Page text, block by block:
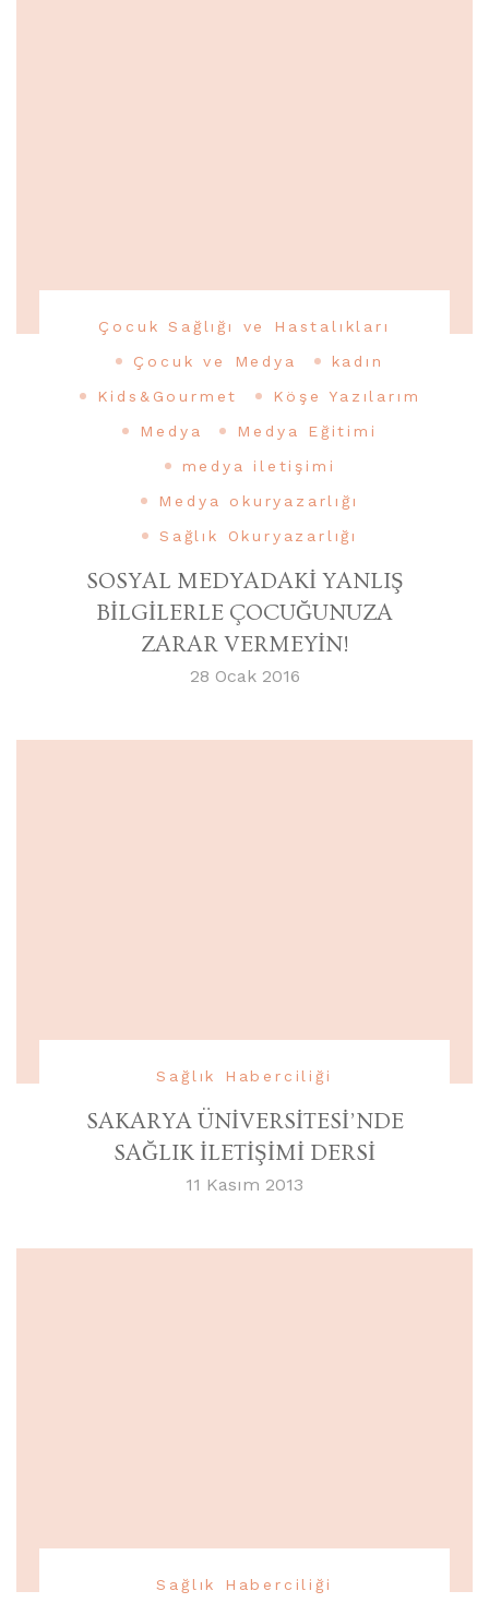
Çocuk Sağlığı ve Hastalıkları
Çocuk ve Medya
kadın
Kids&Gourmet
Köşe Yazılarım
Medya
Medya Eğitimi
medya iletişimi
Medya okuryazarlığı
Sağlık Okuryazarlığı
SOSYAL MEDYADAKİ YANLIŞ
BİLGİLERLE ÇOCUĞUNUZA
ZARAR VERMEYİN!
28 Ocak 2016
Sağlık Haberciliği
SAKARYA ÜNİVERSİTESİ’NDE
SAĞLIK İLETİŞİMİ DERSİ
11 Kasım 2013
Sağlık Haberciliği